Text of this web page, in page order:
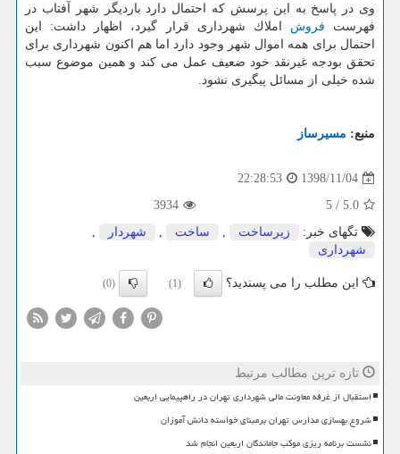
وی در پاسخ به این پرسش كه احتمال دارد باردیگر شهر آفتاب در
فهرست فروش املاك شهرداری قرار گیرد، اظهار داشت: این
احتمال برای همه اموال شهر وجود دارد اما هم اكنون شهرداری برای
تحقق بودجه غیرنقد خود ضعیف عمل می كند و همین موضوع سبب
شده خیلی از مسائل پیگیری نشود.
منبع: مسیرساز
1398/11/04
22:28:53
5.0
/
5
3934
تگهای خبر:
زیرساخت , ساخت , شهردار
,
شهرداری
این مطلب را می پسندید؟ (1)
(0)
تازه ترین مطالب مرتبط
استقبال از غرفه معاونت مالی شهرداری تهران در راهپیمایی اربعین
شروع بهسازی مدارس تهران برمبنای خواسته دانش آموزان
نشست برنامه ریزی موکب جاماندگان اربعین انجام شد